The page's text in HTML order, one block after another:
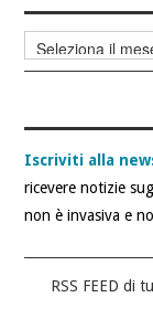
Archivi
articoli
Iscriviti alla
ricevere notizie
non è invasiva e
RSS FEED di